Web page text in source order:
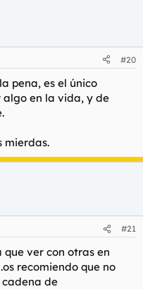
#20
pena, es el único
algo en la vida, y de
mierdas.
#21
ver con otras en
recomiendo que no
de